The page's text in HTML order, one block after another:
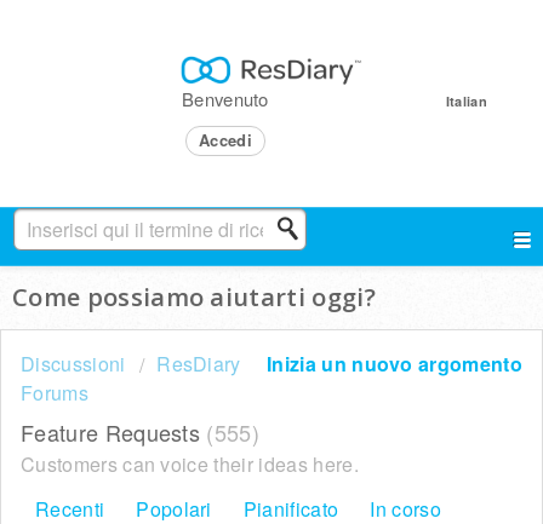
Italian
Benvenuto
Accedi
Come possiamo aiutarti oggi?
Inizia un nuovo argomento
Discussioni
ResDiary
Forums
Feature Requests 555
Customers can voice their ideas here.
Recenti
Popolari Pianificato
In corso